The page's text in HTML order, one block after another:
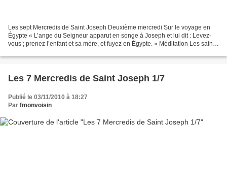
Les sept Mercredis de Saint Joseph Deuxième mercredi Sur le voyage en
Égypte « L’ange du Seigneur apparut en songe à Joseph et lui dit : Levez-
vous ; prenez l’enfant et sa mère, et fuyez en Égypte. » Méditation Les saints
Les 7 Mercredis de Saint Joseph 1/7
Publié le 03/11/2010 à 18:27
Par fmonvoisin